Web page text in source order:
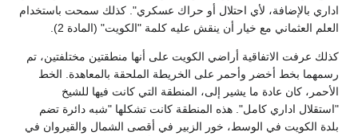
اداري بالإضافة، لأي احتلال أو حراك عسكري". كذلك سمحت باستخدام
العلم العثماني مع خيار أن ينقش عليه كلمة "الكويت" (المادة 2).
كذلك عرفت الاتفاقية أراضي الكويت على أنها منطقتين مختلفتين، تم
رسمهما بخط أخضر وأحمر على الخريطة الملحقة بالمعاهدة. الخط
الأحمر، كان عادة ما يشير إلى، المنطقة التي كانت فيها للشيخ
"استقلال اداري كامل". هذه المنطقة كانت تشكلها "شبه دائرة تضم
بلدة الكويت في الوسط، خور الزبير في أقصى الشمال والقيروان في